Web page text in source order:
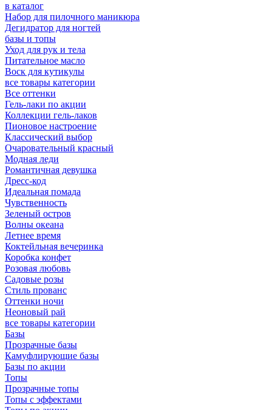
в каталог
Набор для пилочного маникюра
Дегидратор для ногтей
базы и топы
Уход для рук и тела
Питательное масло
Воск для кутикулы
все товары категории
Все оттенки
Гель-лаки по акции
Коллекции гель-лаков
Пионовое настроение
Классический выбор
Очаровательный красный
Модная леди
Романтичная девушка
Дресс-код
Идеальная помада
Чувственность
Зеленый остров
Волны океана
Летнее время
Коктейльная вечеринка
Коробка конфет
Розовая любовь
Садовые розы
Стиль прованс
Оттенки ночи
Неоновый рай
все товары категории
Базы
Прозрачные базы
Камуфлирующие базы
Базы по акции
Топы
Прозрачные топы
Топы с эффектами